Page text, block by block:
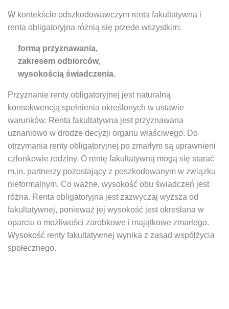
W kontekście odszkodowawczym renta fakultatywna i
renta obligatoryjna różnią się przede wszystkim:
formą przyznawania,
zakresem odbiorców,
wysokością świadczenia.
Przyznanie renty obligatoryjnej jest naturalną
konsekwencją spełnienia określonych w ustawie
warunków. Renta fakultatywna jest przyznawana
uznaniowo w drodze decyzji organu właściwego. Do
otrzymania renty obligatoryjnej po zmarłym są uprawnieni
członkowie rodziny. O rentę fakultatywną mogą się starać
m.in. partnerzy pozostający z poszkodowanym w związku
nieformalnym. Co ważne, wysokość obu świadczeń jest
różna. Renta obligatoryjna jest zazwyczaj wyższa od
fakultatywnej, ponieważ jej wysokość jest określana w
oparciu o możliwości zarobkowe i majątkowe zmarłego.
Wysokość renty fakultatywnej wynika z zasad współżycia
społecznego.